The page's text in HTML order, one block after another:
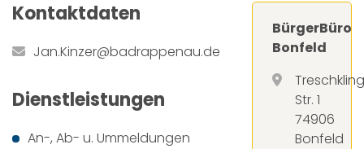
Kontaktdaten
Jan.Kinzer@badrappenau.de
Dienstleistungen
An-, Ab- u. Ummeldungen
BürgerBüro
Bonfeld
Str. 1
74906
Bonfeld